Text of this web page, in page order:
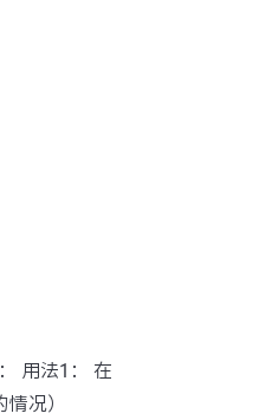
用法1： 在
况）